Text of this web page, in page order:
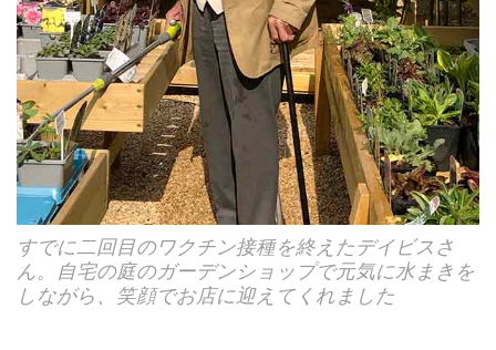
すでに二回目のワクチン接種を終えたデイビスさ
ん。自宅の庭のガーデンショップで元気に水まきを
しながら、笑顔でお店に迎えてくれました